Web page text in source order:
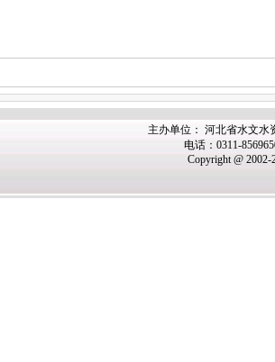
主办单位： 河北省水文水
电话：0311-
Copyright @ 2002-